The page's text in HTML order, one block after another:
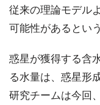
従来の理論モデル
可能性があるという
惑星が獲得する含
る水量は、惑星形
研究チームは今回